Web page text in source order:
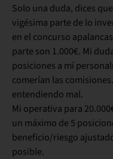
Solo una duda, dices
vigésima parte de lo
en el concurso
parte son 1.000€. Mi
posiciones a mí
comerían las
entendiendo mal.
Mi operativa para
un máximo de 5
beneficio/riesgo
posible.